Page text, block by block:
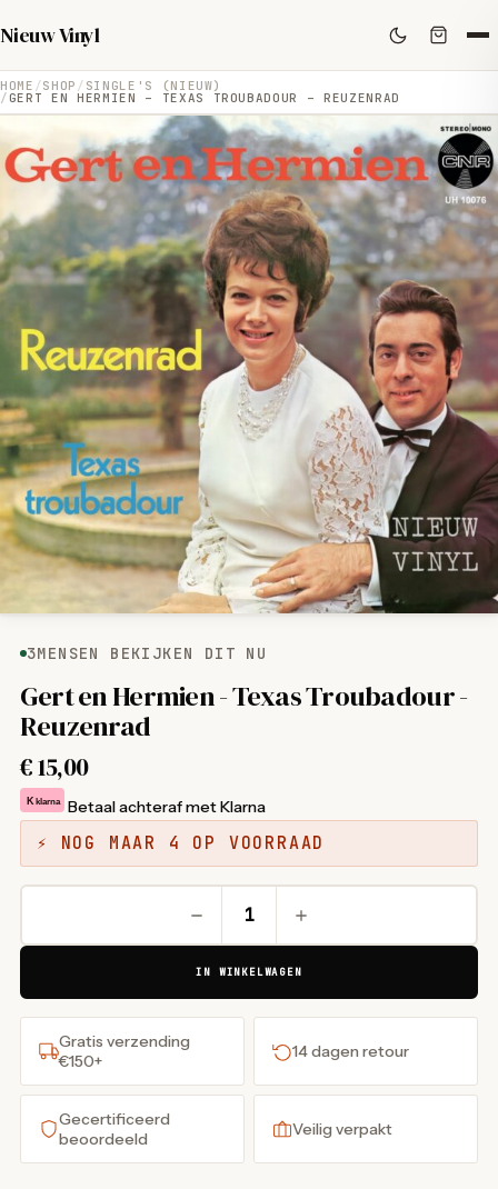
Nieuw Vinyl
HOME SHOP SINGLE'S (NIEUW)
GERT EN HERMIEN – TEXAS TROUBADOUR – REUZENRAD
3MENSEN BEKIJKEN DIT NU
Gert en Hermien - Texas Troubadour -
Reuzenrad
€15,00
K klarna Betaal achteraf met Klarna
⚡ NOG MAAR 4 OP VOORRAAD
IN WINKELWAGEN
Gratis verzending
€150+
14 dagen retour
Gecertificeerd
beoordeeld
Veilig verpakt